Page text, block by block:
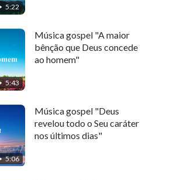
5:22
5:43
Música gospel "A maior
bênção que Deus concede
ao homem"
5:06
Música gospel "Deus
revelou todo o Seu caráter
nos últimos dias"